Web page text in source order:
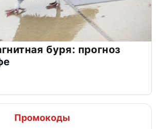
буря: прогноз
Промокоды